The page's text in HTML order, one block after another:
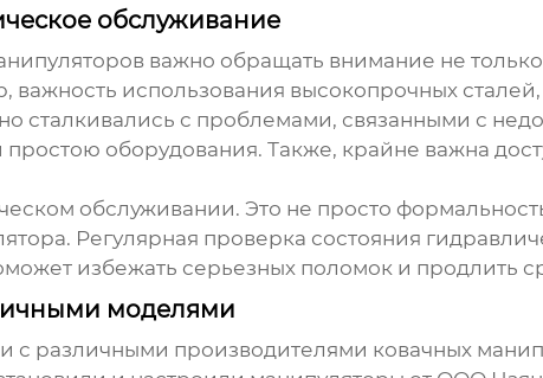
обслуживание
важно обращать внимание не
использования высокопрочных
сталкивались с проблемами, связанными с
оборудования. Также, крайне важна
обслуживании. Это не просто
Регулярная проверка состояния
избежать серьезных поломок и продлить
моделями
с различными производителями ковачных